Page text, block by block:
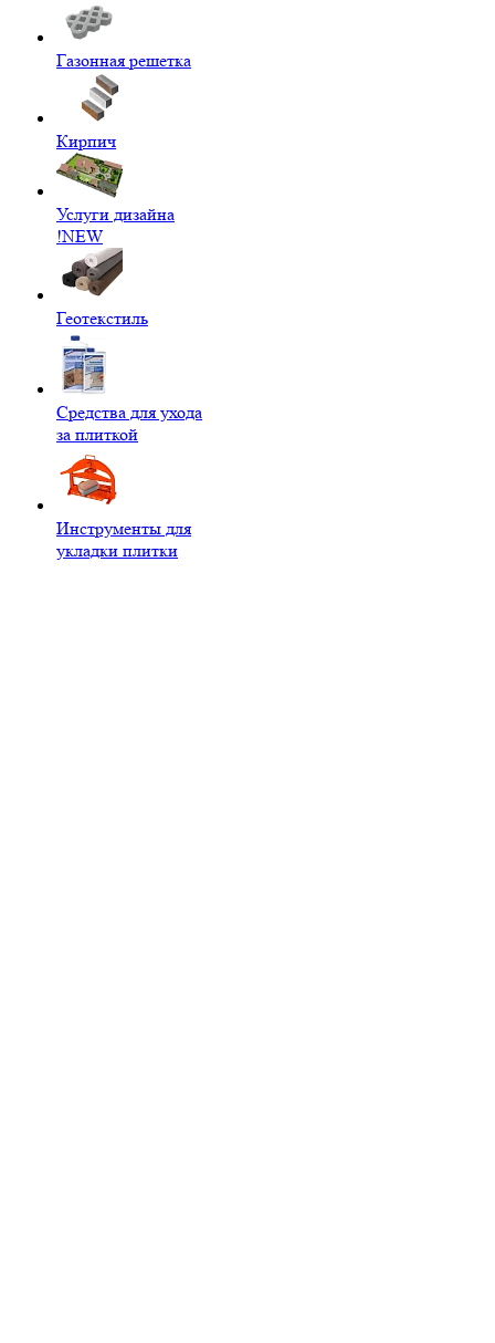
Газонная решетка
Кирпич
Услуги дизайна
!NEW
Геотекстиль
Средства для ухода
за плиткой
Инструменты для
укладки плитки